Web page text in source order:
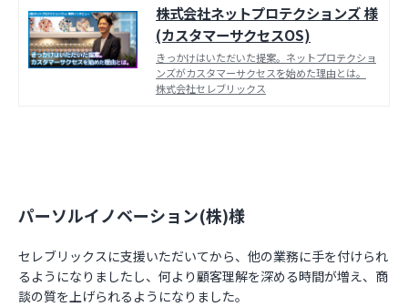
株式会社ネットプロテクションズ 様
(カスタマーサクセスOS)
きっかけはいただいた提案。ネットプロテクショ
ンズがカスタマーサクセスを始めた理由とは。
株式会社セレブリックス
パーソルイノベーション(株)様
セレブリックスに支援いただいてから、他の業務に手を付けられ
るようになりましたし、何より顧客理解を深める時間が増え、商
談の質を上げられるようになりました。